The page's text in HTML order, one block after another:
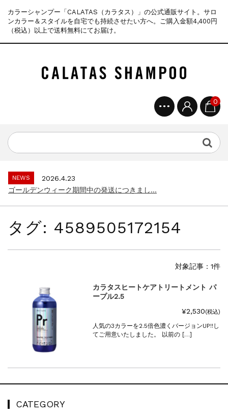
カラーシャンプー「CALATAS（カラタス）」の公式通販サイト。サロ
ンカラー＆スタイルを自宅でも持続させたい方へ。ご購入金額4,400円
（税込）以上で送料無料にてお届け。
0
ゴールデンウィーク期間中の商品発送とカス...
NEWS
2026.7.29
NEWS
2026.4.23
ゴールデンウィーク期間中の発送につきまし...
NEWS
2025.7.15
NEWS
2025.4.28
夏季休暇に伴う配送休業のお知らせ...
2026.4.23
ゴールデンウィーク期間中の発送につきまし...
2025.11.18
年末年始休暇のご案内...
2025.7.15
ゴールデンウィーク期間中の商品発送とカス...
タグ: 4589505172154
対象記事：1件
カラタスヒートケアトリートメント パ
ープル2.5
¥2,530(税込)
⼈気の3カラーを2.5倍色濃くバージョンUP!!し
てご⽤意いたしました。 以前の […]
CATEGORY